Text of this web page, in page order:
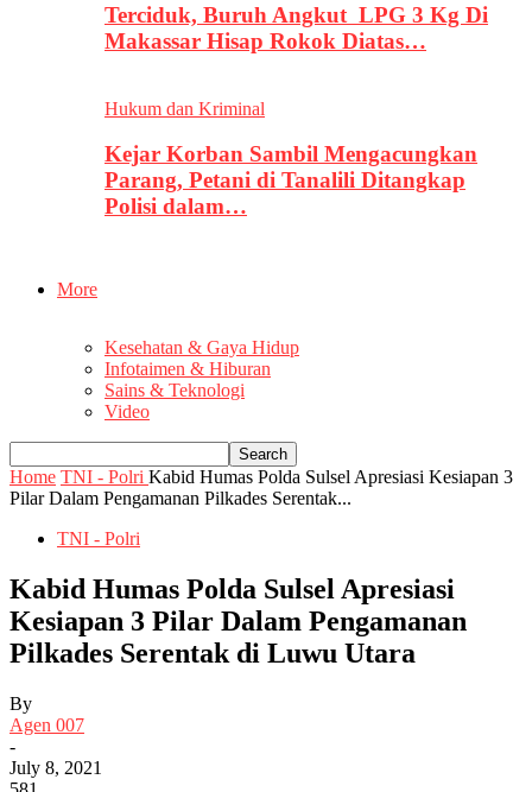
Terciduk, Buruh Angkut LPG 3 Kg Di
Makassar Hisap Rokok Diatas…
Hukum dan Kriminal
Kejar Korban Sambil Mengacungkan
Parang, Petani di Tanalili Ditangkap
Polisi dalam…
More
Kesehatan & Gaya Hidup
Infotaimen & Hiburan
Sains & Teknologi
Video
Home TNI - Polri Kabid Humas Polda Sulsel Apresiasi Kesiapan 3
Pilar Dalam Pengamanan Pilkades Serentak...
TNI - Polri
Kabid Humas Polda Sulsel Apresiasi
Kesiapan 3 Pilar Dalam Pengamanan
Pilkades Serentak di Luwu Utara
By
Agen 007
-
July 8, 2021